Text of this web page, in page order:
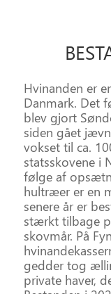
Hvinanden er
Danmark. Det
blev gjort
siden gået
vokset til ca.
statsskovene i
følge af
hultræer er en
senere år er
stærkt tilbage
skovmår. På
gedder tog
private haver,